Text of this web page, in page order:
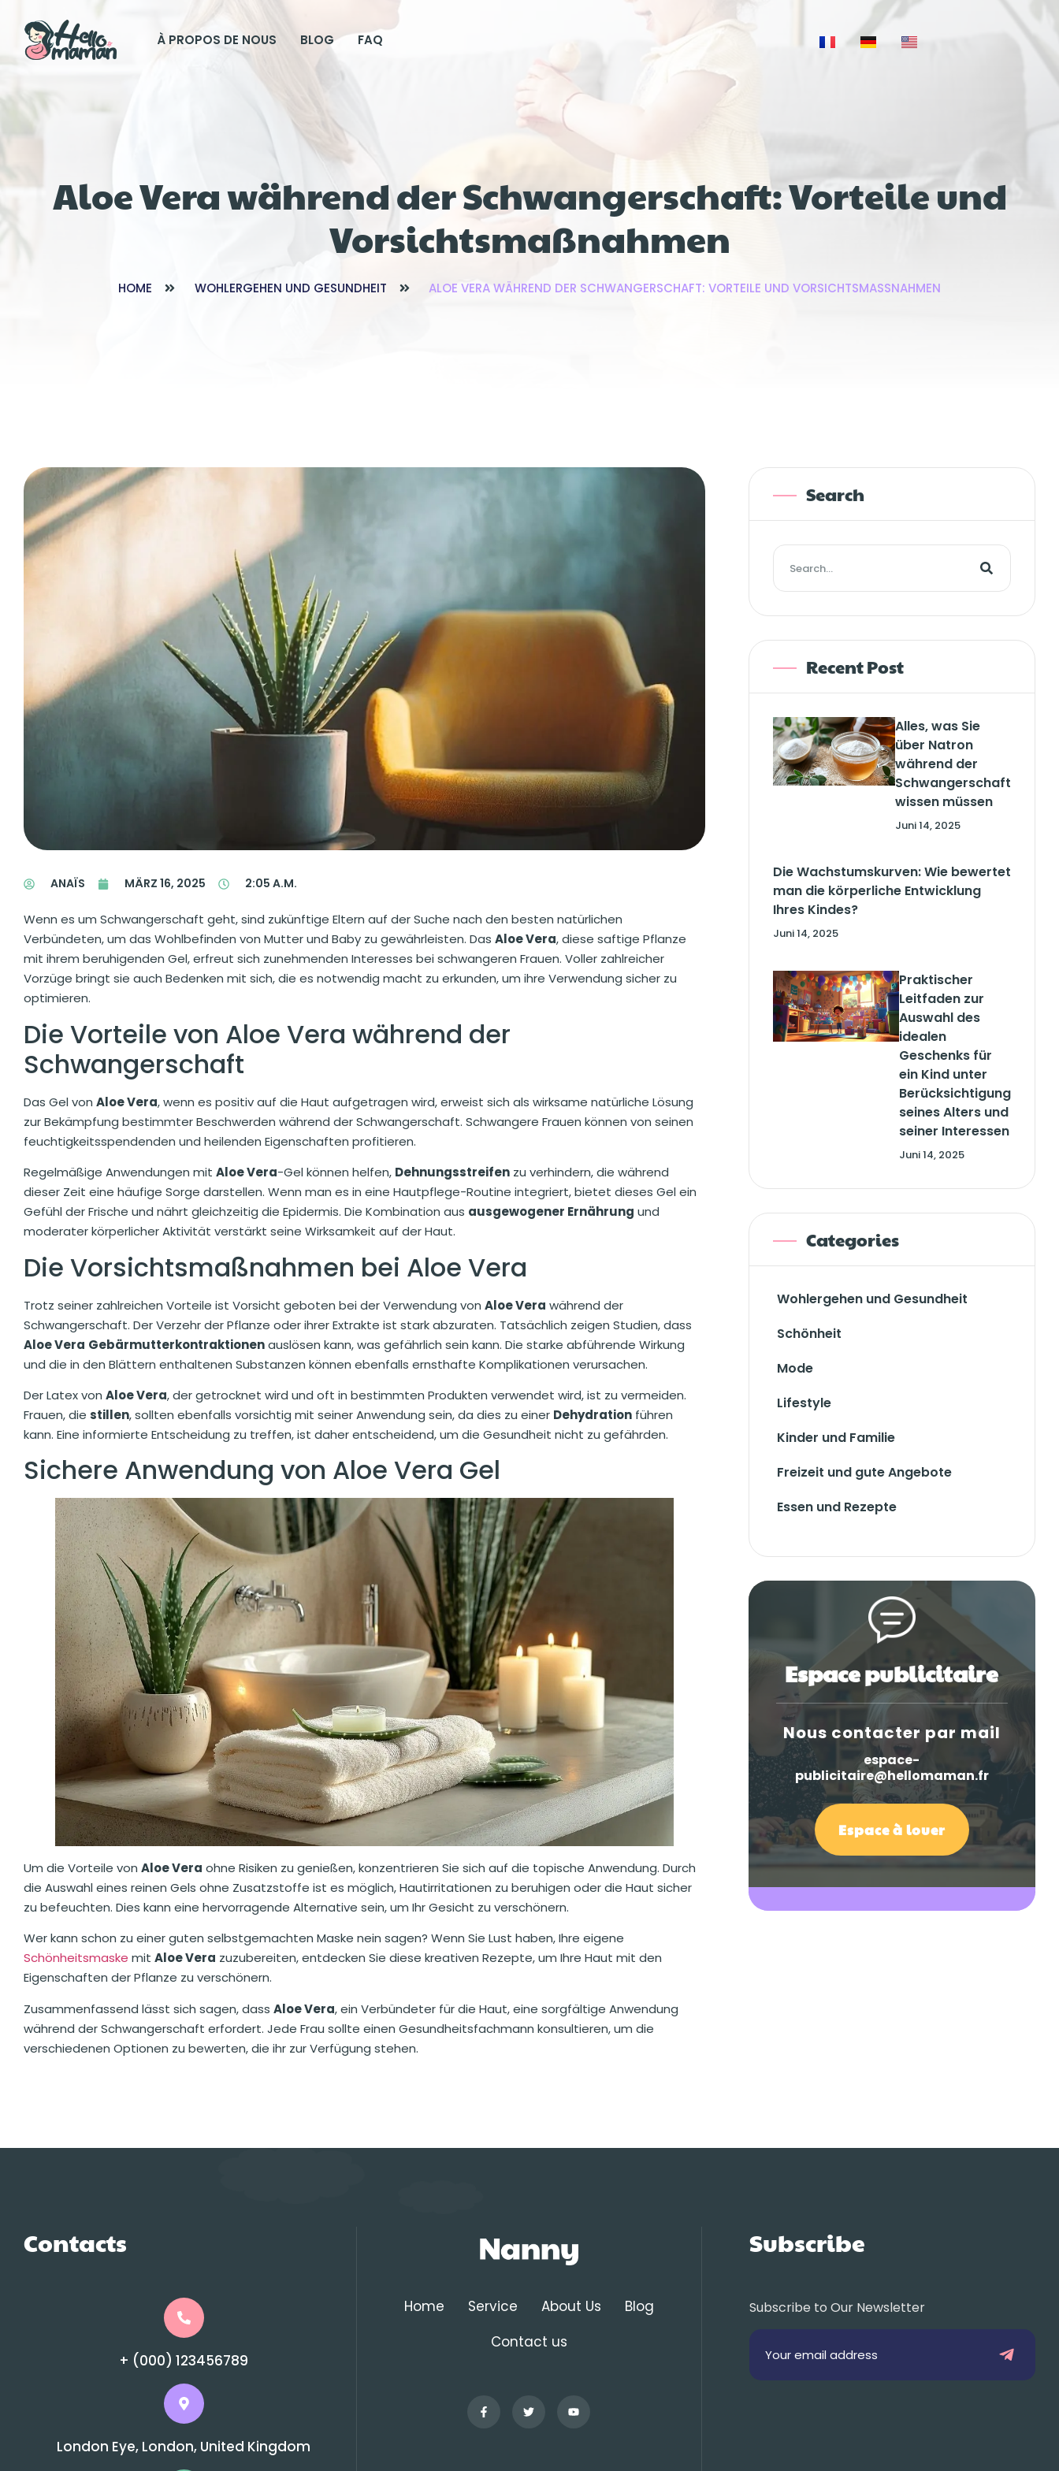
À PROPOS DE NOUS BLOG FAQ
Aloe Vera während der Schwangerschaft: Vorteile und
Vorsichtsmaßnahmen
HOME WOHLERGEHEN UND GESUNDHEIT ALOE VERA WÄHREND DER SCHWANGERSCHAFT: VORTEILE UND VORSICHTSMASSNAHMEN
ANAÏS MÄRZ 16, 2025 2:05 A.M.
Wenn es um Schwangerschaft geht, sind zukünftige Eltern auf der Suche nach den besten natürlichen
Verbündeten, um das Wohlbefinden von Mutter und Baby zu gewährleisten. Das Aloe Vera, diese saftige Pflanze
mit ihrem beruhigenden Gel, erfreut sich zunehmenden Interesses bei schwangeren Frauen. Voller zahlreicher
Vorzüge bringt sie auch Bedenken mit sich, die es notwendig macht zu erkunden, um ihre Verwendung sicher zu
optimieren.
Die Vorteile von Aloe Vera während der
Schwangerschaft
Das Gel von Aloe Vera, wenn es positiv auf die Haut aufgetragen wird, erweist sich als wirksame natürliche Lösung
zur Bekämpfung bestimmter Beschwerden während der Schwangerschaft. Schwangere Frauen können von seinen
feuchtigkeitsspendenden und heilenden Eigenschaften profitieren.
Regelmäßige Anwendungen mit Aloe Vera-Gel können helfen, Dehnungsstreifen zu verhindern, die während
dieser Zeit eine häufige Sorge darstellen. Wenn man es in eine Hautpflege-Routine integriert, bietet dieses Gel ein
Gefühl der Frische und nährt gleichzeitig die Epidermis. Die Kombination aus ausgewogener Ernährung und
moderater körperlicher Aktivität verstärkt seine Wirksamkeit auf der Haut.
Die Vorsichtsmaßnahmen bei Aloe Vera
Trotz seiner zahlreichen Vorteile ist Vorsicht geboten bei der Verwendung von Aloe Vera während der
Schwangerschaft. Der Verzehr der Pflanze oder ihrer Extrakte ist stark abzuraten. Tatsächlich zeigen Studien, dass
Aloe Vera Gebärmutterkontraktionenauslösen kann, was gefährlich sein kann. Die starke abführende Wirkung
und die in den Blättern enthaltenen Substanzen können ebenfalls ernsthafte Komplikationen verursachen.
Der Latex von Aloe Vera, der getrocknet wird und oft in bestimmten Produkten verwendet wird, ist zu vermeiden.
Frauen, die stillen, sollten ebenfalls vorsichtig mit seiner Anwendung sein, da dies zu einer Dehydration führen
kann. Eine informierte Entscheidung zu treffen, ist daher entscheidend, um die Gesundheit nicht zu gefährden.
Sichere Anwendung von Aloe Vera Gel
Um die Vorteile von Aloe Vera ohne Risiken zu genießen, konzentrieren Sie sich auf die topische Anwendung. Durch
die Auswahl eines reinen Gels ohne Zusatzstoffe ist es möglich, Hautirritationen zu beruhigen oder die Haut sicher
zu befeuchten. Dies kann eine hervorragende Alternative sein, um Ihr Gesicht zu verschönern.
Wer kann schon zu einer guten selbstgemachten Maske nein sagen? Wenn Sie Lust haben, Ihre eigene
Schönheitsmaske mit Aloe Vera zuzubereiten, entdecken Sie diese kreativen Rezepte, um Ihre Haut mit den
Eigenschaften der Pflanze zu verschönern.
Zusammenfassend lässt sich sagen, dass Aloe Vera, ein Verbündeter für die Haut, eine sorgfältige Anwendung
während der Schwangerschaft erfordert. Jede Frau sollte einen Gesundheitsfachmann konsultieren, um die
verschiedenen Optionen zu bewerten, die ihr zur Verfügung stehen.
Search
Recent Post
Alles, was Sie
über Natron
während der
Schwangerschaft
wissen müssen
Juni 14, 2025
Die Wachstumskurven: Wie bewertet
man die körperliche Entwicklung
Ihres Kindes?
Juni 14, 2025
Praktischer
Leitfaden zur
Auswahl des
idealen
Geschenks für
ein Kind unter
Berücksichtigung
seines Alters und
seiner Interessen
Juni 14, 2025
Categories
Wohlergehen und Gesundheit
Schönheit
Mode
Lifestyle
Kinder und Familie
Freizeit und gute Angebote
Essen und Rezepte
Espace publicitaire
Nous contacter par mail
espace-
publicitaire@hellomaman.fr
Espace à louer
Contacts
+ (000) 123456789
London Eye, London, United Kingdom
Home Service About Us
Blog
Contact us
Subscribe
Subscribe to Our Newsletter